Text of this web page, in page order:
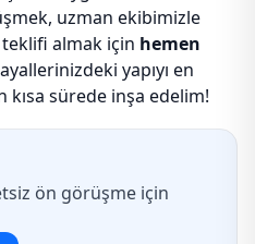
uzman ekibimizle
almak için hemen
yapıyı en
sürede inşa edelim!
ön görüşme için